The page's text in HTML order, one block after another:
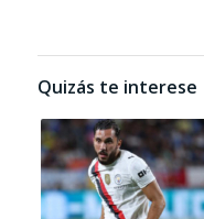
Quizás te interese